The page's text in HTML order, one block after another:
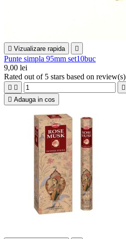
 Vizualizare rapida 
Punte simpla 95mm set10buc
9,00 lei
Rated out of 5 stars based on review(s)
  
 Adauga in cos